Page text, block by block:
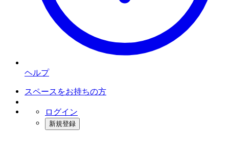
ヘルプ
スペースをお持ちの方
ログイン
新規登録